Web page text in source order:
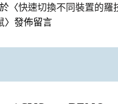
〈快速切換不同裝置的羅
〉發佈留言